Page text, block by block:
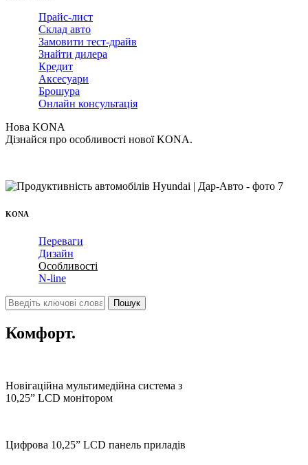
Прайс-лист
Склад авто
Замовити тест-драйв
Знайти дилера
Кредит
Аксесуари
Брошура
Онлайн консультація
Нова KONA
Дізнайся про особливості нової KONA.
KONA
Переваги
Дизайн
Особливості
N-line
Комфорт.
Новігаційна мультимедійна система з
10,25” LCD монітором
Цифрова 10,25” LCD панель приладів